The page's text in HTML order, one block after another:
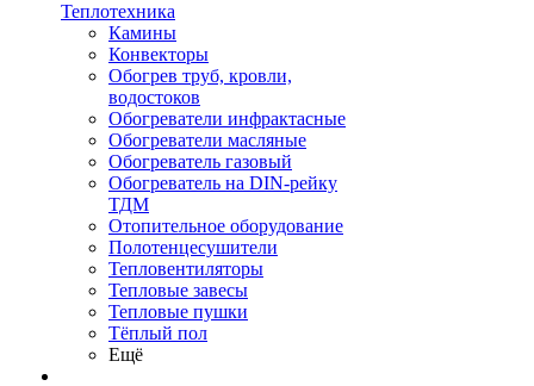
Теплотехника
Камины
Конвекторы
Обогрев труб, кровли,
водостоков
Обогреватели инфрактасные
Обогреватели масляные
Обогреватель газовый
Обогреватель на DIN-рейку
ТДМ
Отопительное оборудование
Полотенцесушители
Тепловентиляторы
Тепловые завесы
Тепловые пушки
Тёплый пол
Ещё